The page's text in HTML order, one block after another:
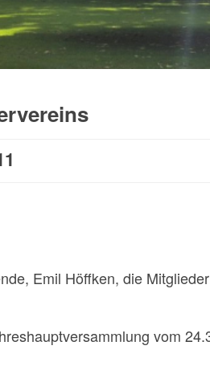
Emil Höffken, die
vom